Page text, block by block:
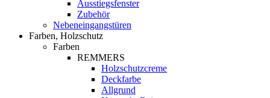
Ausstiegsfenster
Zubehör
Nebeneingangstüren
Farben, Holzschutz
Farben
REMMERS
Holzschutzcreme
Deckfarbe
Allgrund